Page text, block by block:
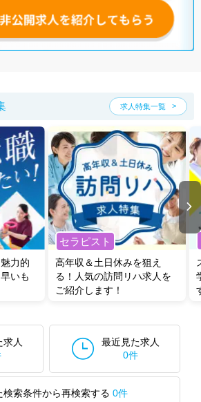
求人特集一覧
力的
いも
セラピスト
高年収＆土日休みを狙え
る！人気の訪問リハ求人を
ご紹介します！
求人
最近見た求人
0件
検索条件から再検索する 0件